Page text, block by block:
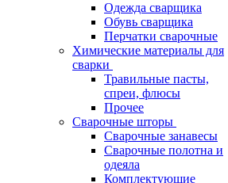
Одежда сварщика
Обувь сварщика
Перчатки сварочные
Химические материалы для
сварки
Травильные пасты,
спреи, флюсы
Прочее
Сварочные шторы
Сварочные занавесы
Сварочные полотна и
одеяла
Комплектующие